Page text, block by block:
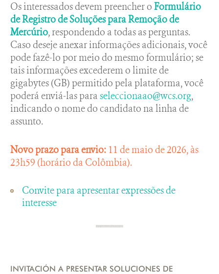
Os interessados devem preencher o Formulário
de Registro de Soluções para Remoção de
Mercúrio, respondendo a todas as perguntas.
Caso deseje anexar informações adicionais, você
pode fazê-lo por meio do mesmo formulário; se
tais informações excederem o limite de
gigabytes (GB) permitido pela plataforma, você
poderá enviá-las para seleccionaao@wcs.org,
indicando o nome do candidato na linha de
assunto.
Novo prazo para envio: 11 de maio de 2026, às
23h59 (horário da Colômbia).
Convite para apresentar expressões de
interesse
INVITACIÓN A PRESENTAR SOLUCIONES DE